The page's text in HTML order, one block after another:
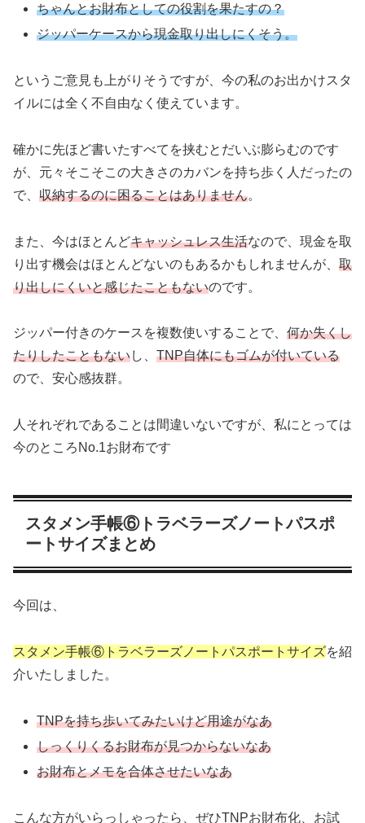
ちゃんとお財布としての役割を果たすの？
ジッパーケースから現金取り出しにくそう。
というご意見も上がりそうですが、今の私のお出かけスタ
イルには全く不自由なく使えています。
確かに先ほど書いたすべてを挟むとだいぶ膨らむのです
が、元々そこそこの大きさのカバンを持ち歩く人だったの
で、 収納するのに困ることはありません。
また、今はほとんどキャッシュレス生活なので、現金を取
り出す機会はほとんどないのもあるかもしれませんが、 取
り出しにくいと感じたこともないのです。
ジッパー付きのケースを複数使いすることで、 何か失くし
たりしたこともないし、 TNP自体にもゴムが付いている
ので、安心感抜群。
人それぞれであることは間違いないですが、私にとっては
今のところNo.1お財布です
スタメン手帳⑥トラベラーズノートパスポ
ートサイズまとめ
今回は、
スタメン手帳⑥トラベラーズノートパスポートサイズを紹
介いたしました。
TNPを持ち歩いてみたいけど用途がなあ
しっくりくるお財布が見つからないなあ
お財布とメモを合体させたいなあ
こんな方がいらっしゃったら、ぜひTNPお財布化、お試